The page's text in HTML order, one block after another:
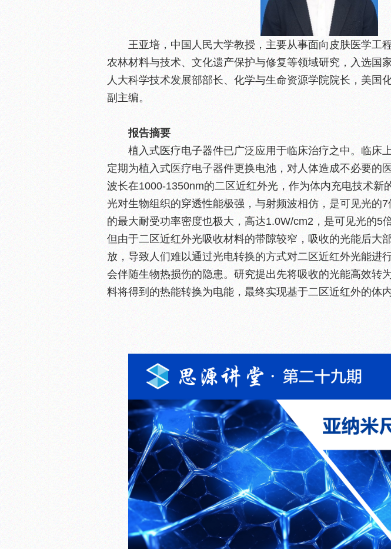
王亚培，中国人民大学教授，主要从事面向皮肤医学工
农林材料与技术、文化遗产保护与修复等领域研究，入选国
人大科学技术发展部部长、化学与生命资源学院院长，美国
副主编。
报告摘要
植入式医疗电子器件已广泛应用于临床治疗之中。临床
定期为植入式医疗电子器件更换电池，对人体造成不必要的
波长在1000-1350nm的二区近红外光，作为体内充电技术新
光对生物组织的穿透性能极强，与射频波相仿，是可见光的
的最大耐受功率密度也极大，高达1.0W/cm2，是可见光的5
但由于二区近红外光吸收材料的带隙较窄，吸收的光能后大
放，导致人们难以通过光电转换的方式对二区近红外光能进
会伴随生物热损伤的隐患。研究提出先将吸收的光能高效转
料将得到的热能转换为电能，最终实现基于二区近红外的体内